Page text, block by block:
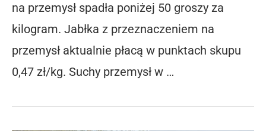
na przemysł spadła poniżej 50 groszy za
kilogram. Jabłka z przeznaczeniem na
przemysł aktualnie płacą w punktach skupu
0,47 zł/kg. Suchy przemysł w …